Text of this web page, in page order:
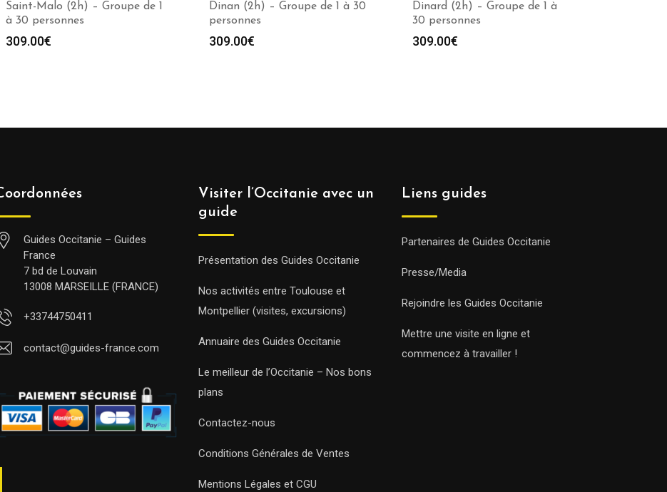
Saint-Malo (2h) – Groupe de 1
à 30 personnes
309.00€
Dinan (2h) – Groupe de 1 à 30
personnes
309.00€
Dinard (2h) – Groupe de 1 à
30 personnes
309.00€
Guides Occitanie – Guides
France
7 bd de Louvain
13008 MARSEILLE (FRANCE)
+33744750411
contact@guides-france.com
Visiter l’Occitanie avec un
guide
Présentation des Guides Occitanie
Nos activités entre Toulouse et
Montpellier (visites, excursions)
Annuaire des Guides Occitanie
Le meilleur de l’Occitanie – Nos bons
plans
Contactez-nous
Conditions Générales de Ventes
Mentions Légales et CGU
Liens guides
Partenaires de Guides Occitanie
Presse/Media
Rejoindre les Guides Occitanie
Mettre une visite en ligne et
commencez à travailler !